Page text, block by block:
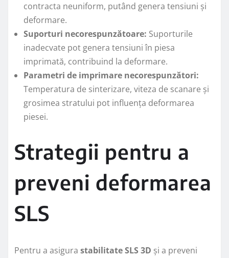
contracta neuniform, putând genera tensiuni și
deformare.
Suporturi necorespunzătoare: Suporturile
inadecvate pot genera tensiuni în piesa
imprimată, contribuind la deformare.
Parametri de imprimare necorespunzători:
Temperatura de sinterizare, viteza de scanare și
grosimea stratului pot influența deformarea
piesei.
Strategii pentru a
preveni deformarea
SLS
Pentru a asigura stabilitate SLS 3D și a preveni